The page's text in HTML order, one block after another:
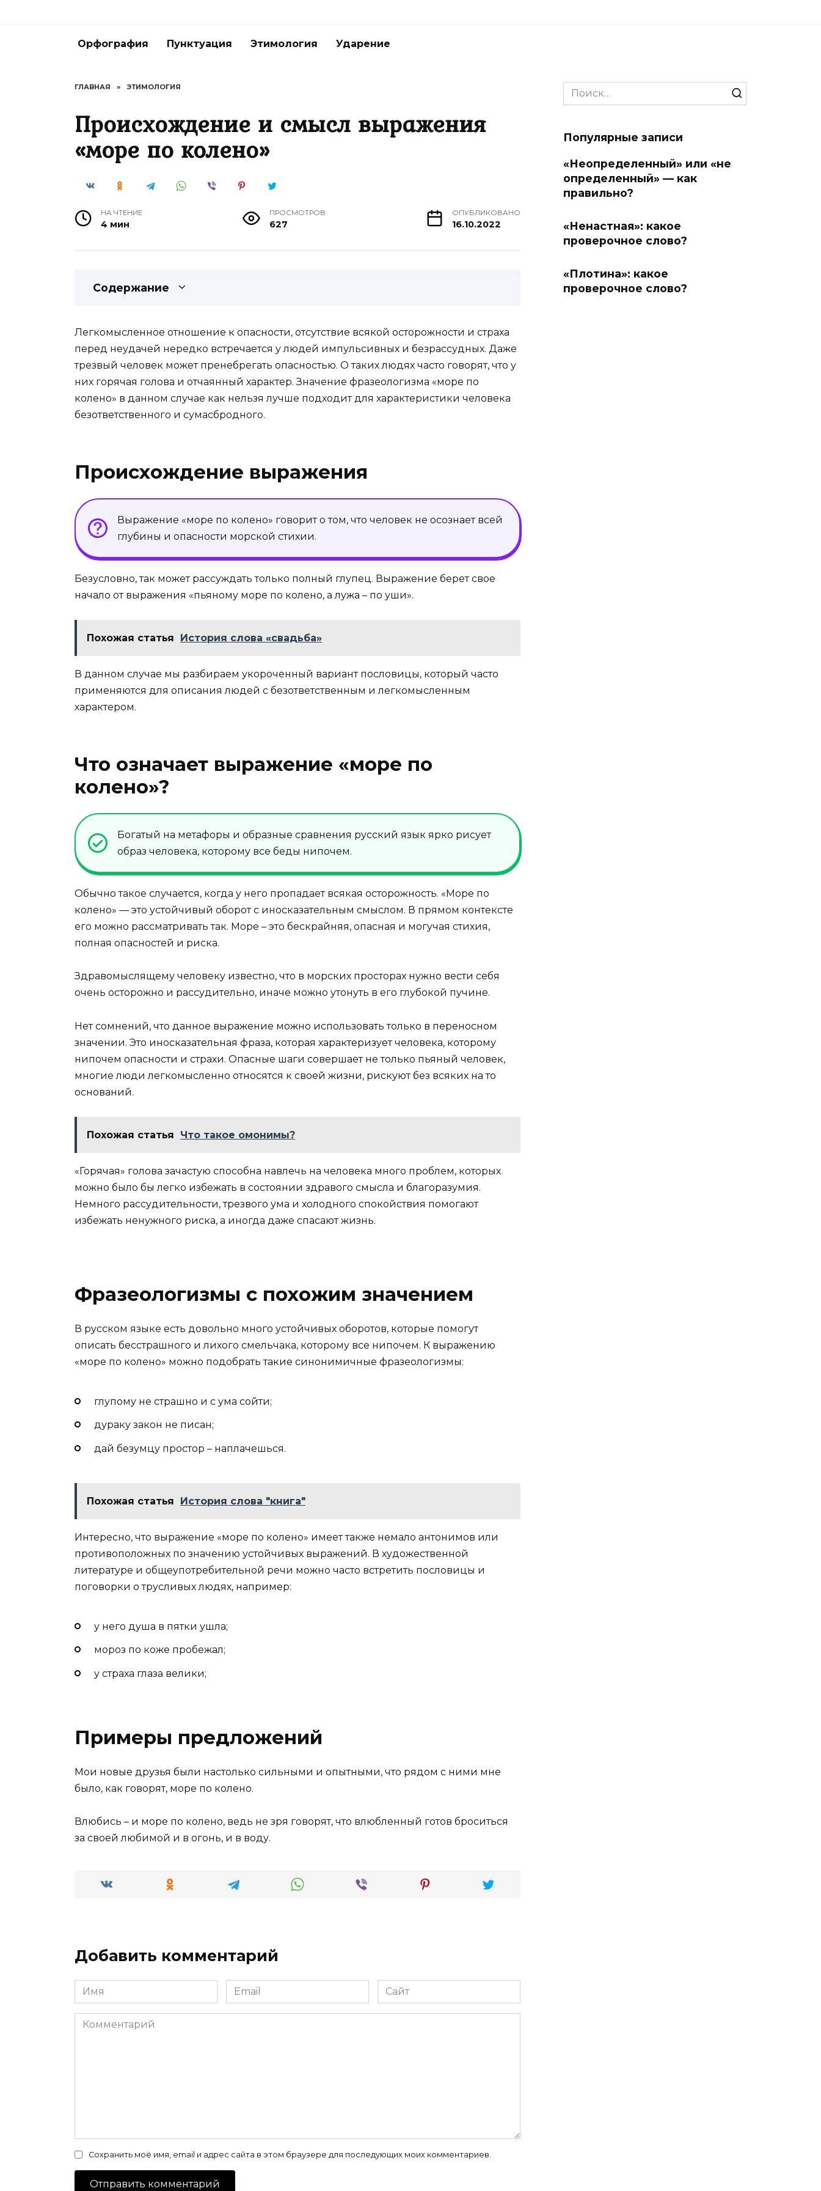
Орфография Пунктуация Этимология Ударение
ГЛАВНАЯ » ЭТИМОЛОГИЯ
Происхождение и смысл выражения
«море по колено»
НА ЧТЕНИЕ
4 мин
ПРОСМОТРОВ
627
ОПУБЛИКОВАНО
16.10.2022
Содержание
Легкомысленное отношение к опасности, отсутствие всякой осторожности и страха
перед неудачей нередко встречается у людей импульсивных и безрассудных. Даже
трезвый человек может пренебрегать опасностью. О таких людях часто говорят, что у
них горячая голова и отчаянный характер. Значение фразеологизма «море по
колено» в данном случае как нельзя лучше подходит для характеристики человека
безответственного и сумасбродного.
Происхождение выражения
Выражение «море по колено» говорит о том, что человек не осознает всей
глубины и опасности морской стихии.
Безусловно, так может рассуждать только полный глупец. Выражение берет свое
начало от выражения «пьяному море по колено, а лужа – по уши».
Похожая статья История слова «свадьба»
В данном случае мы разбираем укороченный вариант пословицы, который часто
применяются для описания людей с безответственным и легкомысленным
характером.
Что означает выражение «море по
колено»?
Богатый на метафоры и образные сравнения русский язык ярко рисует
образ человека, которому все беды нипочем.
Обычно такое случается, когда у него пропадает всякая осторожность. «Море по
колено» — это устойчивый оборот с иносказательным смыслом. В прямом контексте
его можно рассматривать так. Море – это бескрайняя, опасная и могучая стихия,
полная опасностей и риска.
Здравомыслящему человеку известно, что в морских просторах нужно вести себя
очень осторожно и рассудительно, иначе можно утонуть в его глубокой пучине.
Нет сомнений, что данное выражение можно использовать только в переносном
значении. Это иносказательная фраза, которая характеризует человека, которому
нипочем опасности и страхи. Опасные шаги совершает не только пьяный человек,
многие люди легкомысленно относятся к своей жизни, рискуют без всяких на то
оснований.
Похожая статья Что такое омонимы?
«Горячая» голова зачастую способна навлечь на человека много проблем, которых
можно было бы легко избежать в состоянии здравого смысла и благоразумия.
Немного рассудительности, трезвого ума и холодного спокойствия помогают
избежать ненужного риска, а иногда даже спасают жизнь.
Фразеологизмы с похожим значением
В русском языке есть довольно много устойчивых оборотов, которые помогут
описать бесстрашного и лихого смельчака, которому все нипочем. К выражению
«море по колено» можно подобрать такие синонимичные фразеологизмы:
глупому не страшно и с ума сойти;
дураку закон не писан;
дай безумцу простор – наплачешься.
Похожая статья История слова "книга"
Интересно, что выражение «море по колено» имеет также немало антонимов или
противоположных по значению устойчивых выражений. В художественной
литературе и общеупотребительной речи можно часто встретить пословицы и
поговорки о трусливых людях, например:
у него душа в пятки ушла;
мороз по коже пробежал;
у страха глаза велики;
Примеры предложений
Мои новые друзья были настолько сильными и опытными, что рядом с ними мне
было, как говорят, море по колено.
Влюбись – и море по колено, ведь не зря говорят, что влюбленный готов броситься
за своей любимой и в огонь, и в воду.
Добавить комментарий
Имя
*
Email
*
Сайт
Комментарий
Сохранить моё имя, email и адрес сайта в этом браузере для последующих моих комментариев.
Search
for:
Популярные записи
«Неопределенный» или «не
определенный» — как
правильно?
«Ненастная»: какое
проверочное слово?
«Плотина»: какое
проверочное слово?